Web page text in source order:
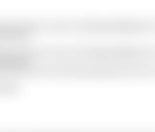
Konkurses oder der Zahlungsunfähigkeit
Konkurses oder der Zahlungsunfähigkeit
Insolvenzversicherung abgeschlossen bei